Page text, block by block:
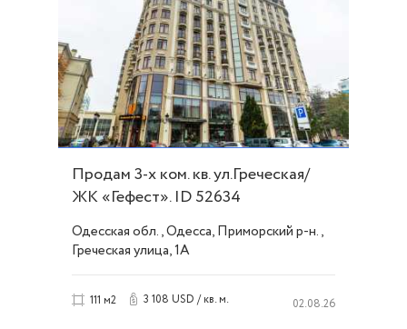
Продам 3-х ком. кв. ул.Греческая/
ЖК «Гефест». ID 52634
Одесская обл., Одесса, Приморский р-н.,
Греческая улица, 1А
111 м2 3 108 USD / кв. м. 02.08.26